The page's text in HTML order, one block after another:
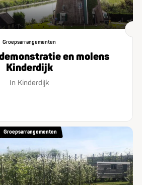
Groepsarrangementen
en molens
Kinderdijk
In Kinderdijk
Groepsarrangementen